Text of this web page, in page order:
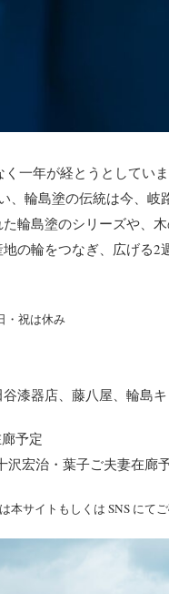
一年が経とうとしてい
輪島塗の伝統は今、岐
輪島塗のシリーズや、
の輪をつなぎ、広げる2
・祝は休み
漆器店、藤八屋、輪島キ
予定
沢宏治・葉子ご夫妻在廊
サイトもしくは SNS にてご